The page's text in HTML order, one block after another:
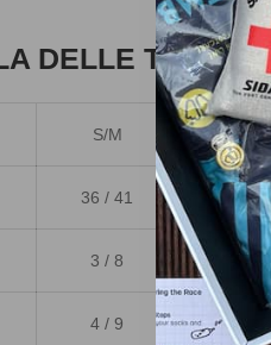
DELLE TAGLIE
S/M L/XL
36 / 41 42 / 46
3 / 8 8 / 11
4 / 9 9 / 12